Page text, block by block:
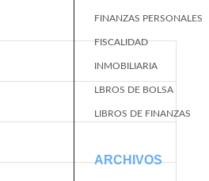
FINANZAS PERSONALES
FISCALIDAD
INMOBILIARIA
LBROS DE BOLSA
LIBROS DE FINANZAS
ARCHIVOS